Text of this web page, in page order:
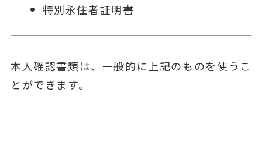
特別永住者証明書
本人確認書類は、一般的に上記のものを使うこ
とができます。